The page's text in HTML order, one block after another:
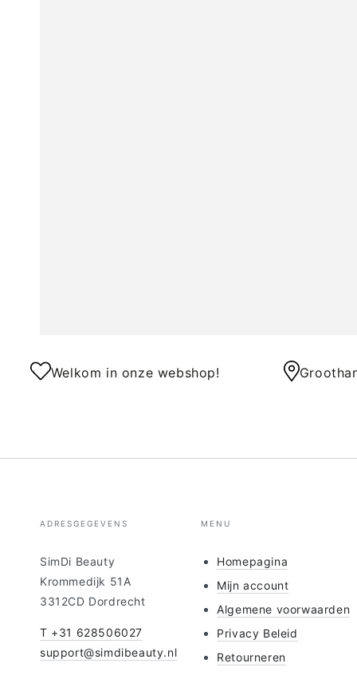
Welkom in onze webshop!
ADRESGEGEVENS
SimDi Beauty
Krommedijk 51A
3312CD Dordrecht
T +31 628506027
support@simdibeauty.nl
MENU
Homepagina
Mijn account
Algemene voorwaarden
Privacy Beleid
Retourneren